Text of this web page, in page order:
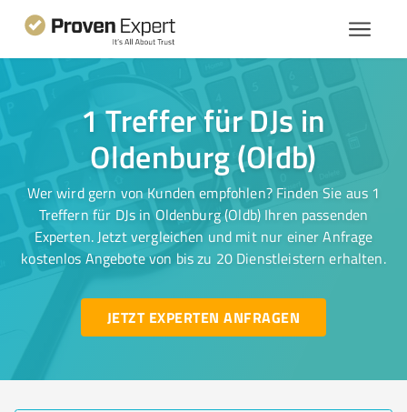
1 Treffer für DJs in
Oldenburg (Oldb)
Wer wird gern von Kunden empfohlen? Finden Sie aus 1
Treffern für DJs in Oldenburg (Oldb) Ihren passenden
Experten. Jetzt vergleichen und mit nur einer Anfrage
kostenlos Angebote von bis zu 20 Dienstleistern erhalten.
JETZT EXPERTEN ANFRAGEN